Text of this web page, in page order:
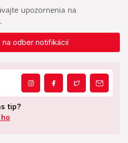
upozornenia na
na odber notifikácií
tip?